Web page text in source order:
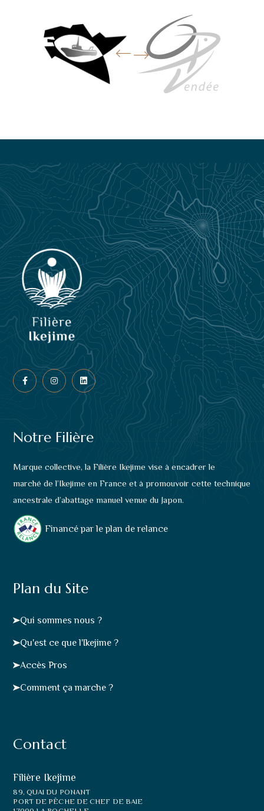
Notre Filière
Marque collective, la Filière Ikejime vise à encadrer le
marché de l’Ikejime en France et à promouvoir cette technique
ancestrale d’abattage manuel venue du Japon.
Financé par le plan de relance
Plan du Site
Qui sommes nous ?
Qu'est ce que l'Ikejime ?
Accès Pros
Comment ça marche ?
Contact
Filière Ikejime
89, QUAI DU PONANT
PORT DE PÊCHE DE CHEF DE BAIE